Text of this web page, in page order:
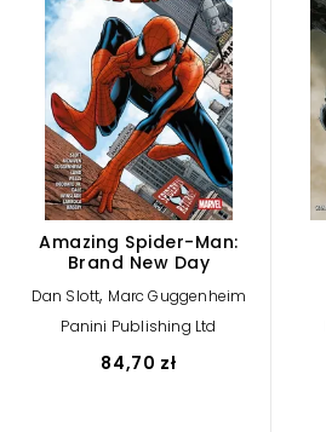
Amazing Spider-Man:
Brand New Day
Dan Slott, Marc Guggenheim
Panini Publishing Ltd
84,70 zł